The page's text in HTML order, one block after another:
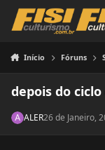
Pular para o conteúdo
Início Fóruns
depois do
ALER26 de Janeiro,